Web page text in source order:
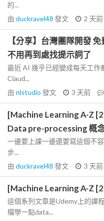
的...
由 duckravel48 發文 2 天前
【分享】台灣團隊開發
不用再到處找提示詞了
最近 AI 幾乎已經變成每天工作
Claud...
由 nlstudio 發文 3 天前
[Machine Learning A-Z
Data pre-processing 概
一邊要上課一邊還要寫這個不
步...
由 duckravel48 發文 3 天前
[Machine Learning A-Z
這個系列文章是Udemy上的課
檔學一點data...